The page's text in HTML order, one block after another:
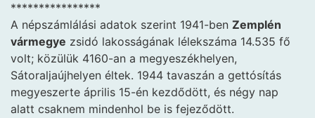
****************
A népszámlálási adatok szerint 1941-ben Zemplén
vármegye zsidó lakosságának lélekszáma 14.535 fő
volt; közülük 4160-an a megyeszékhelyen,
Sátoraljaújhelyen éltek. 1944 tavaszán a gettósítás
megyeszerte április 15-én kezdődött, és négy nap
alatt csaknem mindenhol be is fejeződött.